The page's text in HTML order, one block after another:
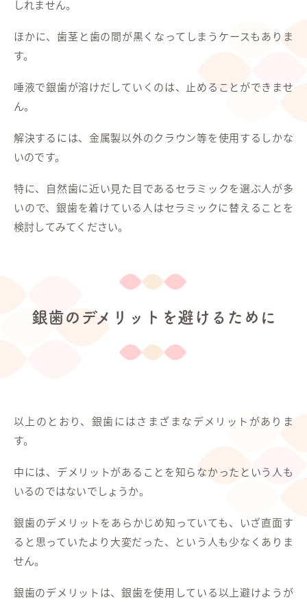
しれません。
ほかに、歯茎と歯の間が黒くなってしまうケースもありま
す。
唾液で銀歯が溶けだしていくのは、止めることができませ
ん。
解決するには、金属製以外のクラウン等を使用するしかな
いのです。
特に、自然歯に近い見た目であるセラミックを選ぶ人が多
いので、銀歯を着けている人はセラミックに替えることを
検討してみてください。
銀歯のデメリットを避けるために
以上のとおり、銀歯にはさまざまなデメリットがありま
す。
中には、デメリットがあることを知らなかったという人も
いるのではないでしょうか。
銀歯のデメリットをあらかじめ知っていても、いざ直面す
ると思っていたより大変だった、という人も少なくありま
せん。
銀歯のデメリットは、銀歯を使用している以上避けようが